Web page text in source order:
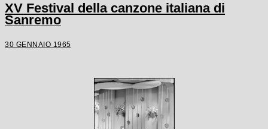
XV Festival della canzone italiana di
Sanremo
30 GENNAIO 1965